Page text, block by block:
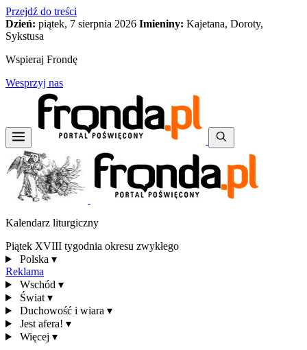
Przejdź do treści
Dzień: piątek, 7 sierpnia 2026 Imieniny: Kajetana, Doroty,
Sykstusa
Wspieraj Frondę
Wesprzyj nas
Kalendarz liturgiczny
Piątek XVIII tygodnia okresu zwykłego
Polska ▾
Reklama
Wschód ▾
Świat ▾
Duchowość i wiara ▾
Jest afera! ▾
Więcej ▾